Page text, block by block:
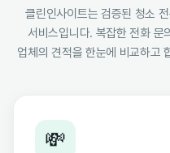
클린인사이트는 검증된 청소
서비스입니다. 복잡한 전화 문
업체의 견적을 한눈에 비교하고
💸